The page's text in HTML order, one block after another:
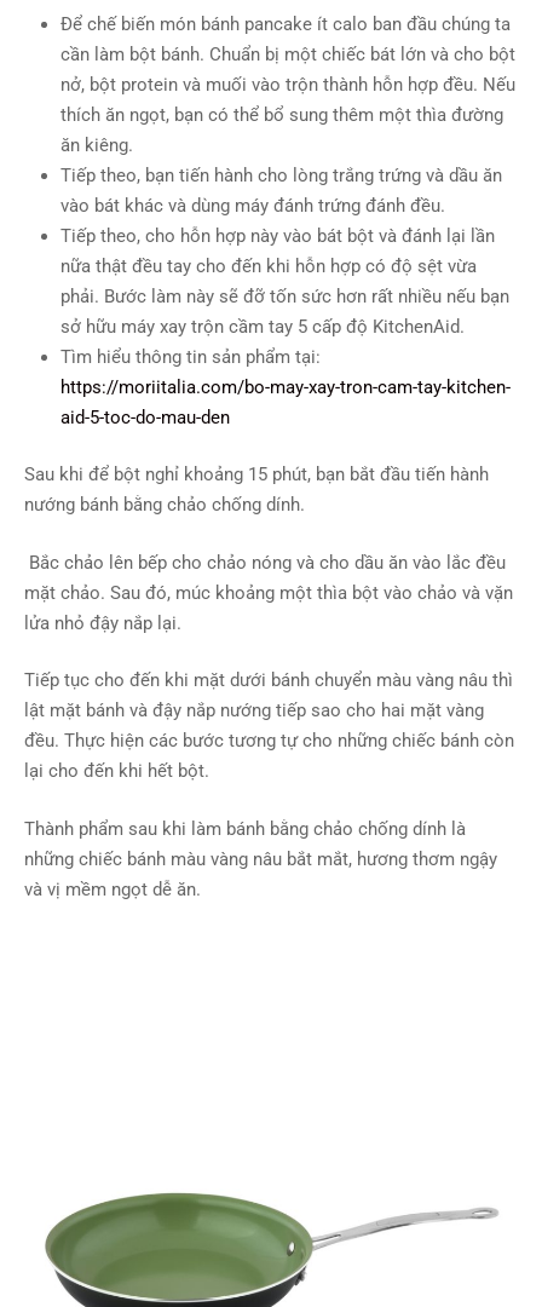
Để chế biến món bánh pancake ít calo ban đầu chúng ta
cần làm bột bánh. Chuẩn bị một chiếc bát lớn và cho bột
nở, bột protein và muối vào trộn thành hỗn hợp đều. Nếu
thích ăn ngọt, bạn có thể bổ sung thêm một thìa đường
ăn kiêng.
Tiếp theo, bạn tiến hành cho lòng trắng trứng và dầu ăn
vào bát khác và dùng máy đánh trứng đánh đều.
Tiếp theo, cho hỗn hợp này vào bát bột và đánh lại lần
nữa thật đều tay cho đến khi hỗn hợp có độ sệt vừa
phải. Bước làm này sẽ đỡ tốn sức hơn rất nhiều nếu bạn
sở hữu máy xay trộn cầm tay 5 cấp độ KitchenAid.
Tìm hiểu thông tin sản phẩm tại:
https://moriitalia.com/bo-may-xay-tron-cam-tay-kitchen-
aid-5-toc-do-mau-den
Sau khi để bột nghỉ khoảng 15 phút, bạn bắt đầu tiến hành
nướng bánh bằng chảo chống dính.
Bắc chảo lên bếp cho chảo nóng và cho dầu ăn vào lắc đều
mặt chảo. Sau đó, múc khoảng một thìa bột vào chảo và vặn
lửa nhỏ đậy nắp lại.
Tiếp tục cho đến khi mặt dưới bánh chuyển màu vàng nâu thì
lật mặt bánh và đậy nắp nướng tiếp sao cho hai mặt vàng
đều. Thực hiện các bước tương tự cho những chiếc bánh còn
lại cho đến khi hết bột.
Thành phẩm sau khi làm bánh bằng chảo chống dính là
những chiếc bánh màu vàng nâu bắt mắt, hương thơm ngậy
và vị mềm ngọt dễ ăn.